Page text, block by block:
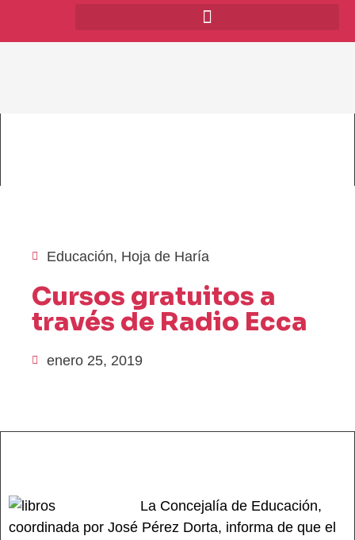
Educación, Hoja de Haría
Cursos gratuitos a
través de Radio Ecca
enero 25, 2019
La Concejalía de Educación,
coordinada por José Pérez Dorta, informa de que el